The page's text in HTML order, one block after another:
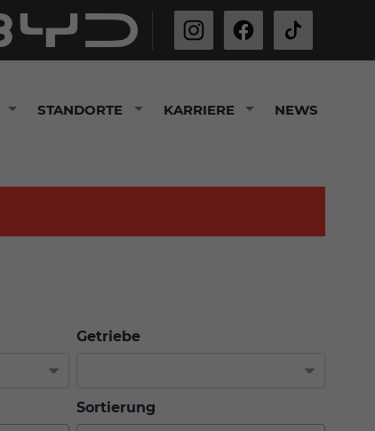
STANDORTE KARRIERE NEWS
Getriebe
Sortierung